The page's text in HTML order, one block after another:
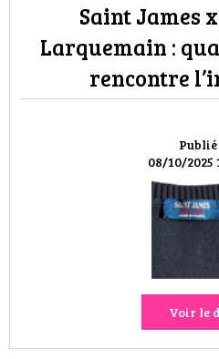
08/10/2025
Saint James
Larquemain :
rencontre
Voir le